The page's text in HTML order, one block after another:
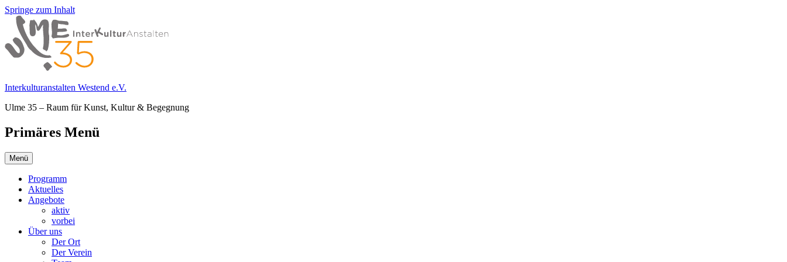
Springe zum Inhalt
Interkulturanstalten Westend e.V.
Ulme 35 – Raum für Kunst, Kultur & Begegnung
Primäres Menü
Menü
Programm
Aktuelles
Angebote
aktiv
vorbei
Über uns
Der Ort
Der Verein